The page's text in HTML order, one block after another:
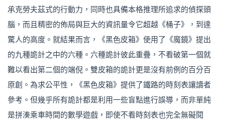
承克勞夫茲式的行動力，同時也具備本格推理所追求的偵探頭
腦，而且精密的佈局與巨大的資訊量令它超越《桶子》，到達
驚人的高度。就結果而言，《黑色皮箱》使用了《魔鏡》提出
的九種詭計之中的六種。六種詭計彼此重疊，不看破第一個就
難以看出第二個的端倪。雙皮箱的詭計更是沒有前例的百分百
原創。為求公平性，《黑色皮箱》提供了鐵路的時刻表讓讀者
參考。但幾乎所有詭計都是利用一些盲點進行誤導，而非單純
是拼湊乘車時間的數學遊戲，即使不看時刻表也完全無礙閱